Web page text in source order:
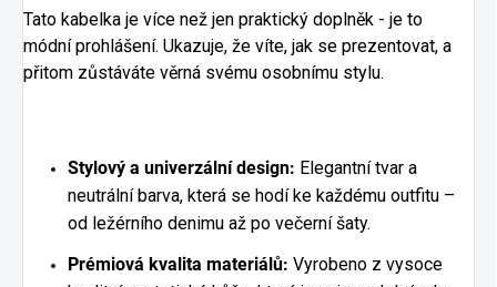
Tato kabelka je více než jen praktický doplněk - je to
módní prohlášení. Ukazuje, že víte, jak se prezentovat, a
přitom zůstáváte věrná svému osobnímu stylu.
Stylový a univerzální design: Elegantní tvar a
neutrální barva, která se hodí ke každému outfitu –
od ležérního denimu až po večerní šaty.
Prémiová kvalita materiálů: Vyrobeno z vysoce